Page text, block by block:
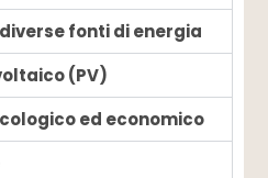
fonti di energia
(PV)
ed economico